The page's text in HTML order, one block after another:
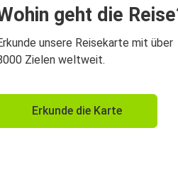
geht die
unsere Reisekarte mit über
Zielen weltweit.
Erkunde die Karte